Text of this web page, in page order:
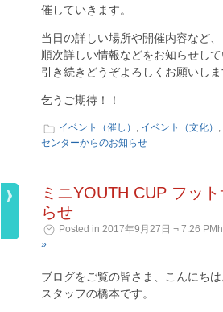
催していきます。
当日の詳しい場所や開催内容など、
順次詳しい情報などをお知らせして
引き続きどうぞよろしくお願いしま
乞うご期待！！
イベント（催し） , イベント（文化） ,
センターからのお知らせ
ミニYOUTH CUP フッ
らせ
Posted in 2017年9月27日 ¬ 7:26
»
ブログをご覧の皆さま、こんにちは
スタッフの橋本です。